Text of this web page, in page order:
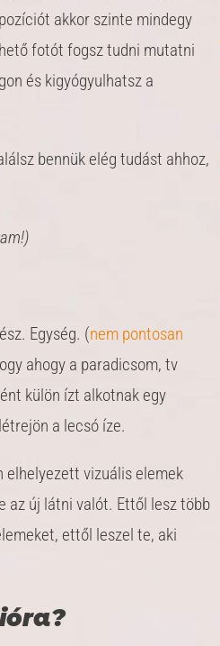
akkor szinte mindegy
fotót fogsz tudni mutatni
és kigyógyulhatsz a
bennük elég tudást ahhoz,
Egység. (nem pontosan
ahogy a paradicsom, tv
külön ízt alkotnak egy
a lecsó íze.
elhelyezett vizuális elemek
az új látni valót. Ettől lesz több
ettől leszel te, aki